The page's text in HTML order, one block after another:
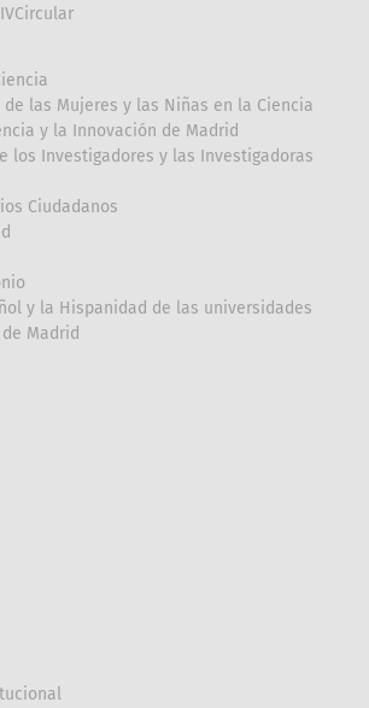
las Mujeres y las Niñas en la Ciencia
y la Innovación de Madrid
los Investigadores y las Investigadoras
Ciudadanos
y la Hispanidad de las universidades
Madrid